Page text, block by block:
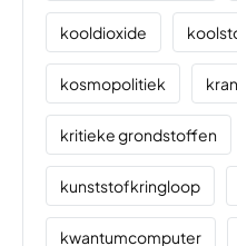
kooldioxide
kosmopolitiek
kritieke grondstoffen
kunststofkringloop
kwantumcomputer